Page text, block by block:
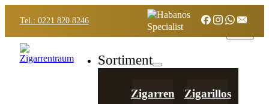
Tel.: 0221 820 8246
Sortiment
Zigarren Zigarillos